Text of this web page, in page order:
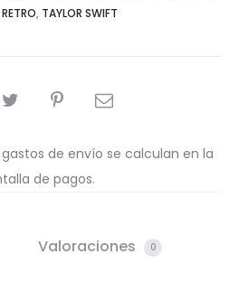
RETRO, TAYLOR SWIFT
de envío se calculan en la
de pagos.
Valoraciones 0